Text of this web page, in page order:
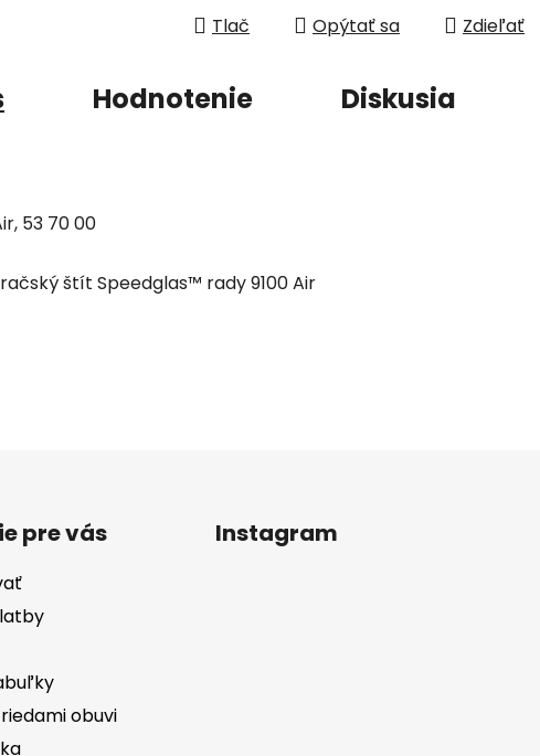
Tlač Opýtať sa Zdieľať
Hodnotenie
Diskusia
53 70 00
štít Speedglas™ rady 9100 Air
pre vás
obuvi
Instagram